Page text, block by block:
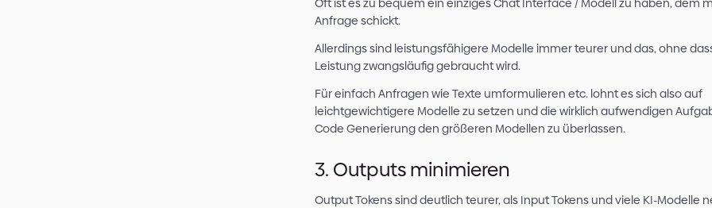
Anthropicdafür, dass diese Unternehmen
können, werden die Preise weiter steigen
Unsere Top 5
KI-Kosten zu